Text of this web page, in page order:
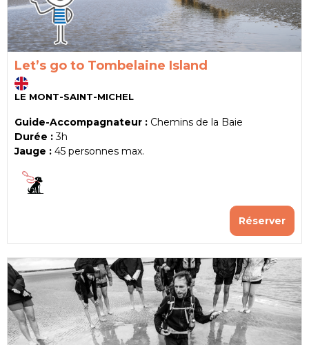
Let’s go to Tombelaine Island
LE MONT-SAINT-MICHEL
Guide-Accompagnateur : Chemins de la Baie
Durée : 3h
Jauge : 45 personnes max.
Réserver